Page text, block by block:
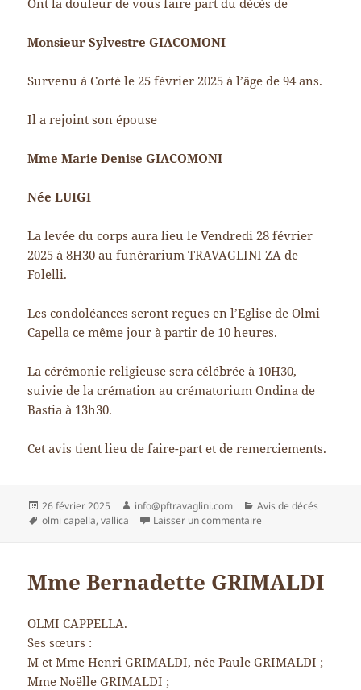
Monsieur Sylvestre GIACOMONI
Survenu à Corté le 25 février 2025 à l’âge de 94 ans.
Il a rejoint son épouse
Mme Marie Denise GIACOMONI
Née LUIGI
La levée du corps aura lieu le Vendredi 28 février
2025 à 8H30 au funérarium TRAVAGLINI ZA de
Folelli.
Les condoléances seront reçues en l’Eglise de Olmi
Capella ce même jour à partir de 10 heures.
La cérémonie religieuse sera célébrée à 10H30,
suivie de la crémation au crématorium Ondina de
Bastia à 13h30.
Cet avis tient lieu de faire-part et de remerciements.
Publié
le
26 février 2025 Auteur
info@pftravaglini.com Catégories
Avis de décés
Mots-
olmi capella,vallica Laisser un commentaire
Mme Bernadette GRIMALDI
OLMI CAPPELLA.
Ses sœurs :
M et Mme Henri GRIMALDI, née Paule GRIMALDI ;
Mme Noëlle GRIMALDI ;